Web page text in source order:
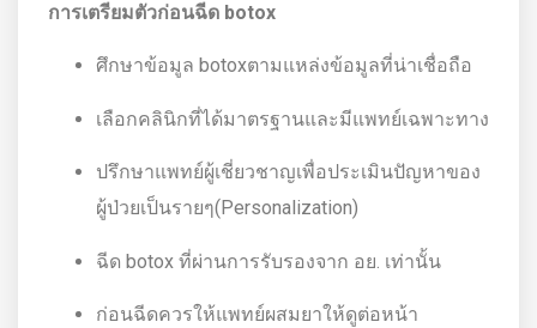
การเตรียมตัวก่อนฉีด botox
ศึกษาข้อมูล botoxตามแหล่งข้อมูลที่น่าเชื่อถือ
เลือกคลินิกที่ได้มาตรฐานและมีแพทย์เฉพาะทาง
ปรึกษาแพทย์ผู้เชี่ยวชาญเพื่อประเมินปัญหาของ
ผู้ป่วยเป็นรายๆ(Personalization)
ฉีด botox ที่ผ่านการรับรองจาก อย. เท่านั้น
ก่อนฉีดควรให้แพทย์ผสมยาให้ดูต่อหน้า